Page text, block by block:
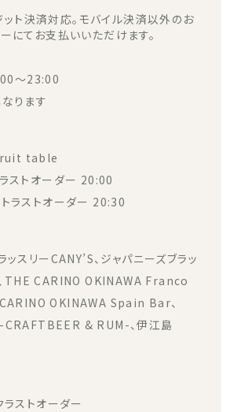
ット決済対応。モバイル決済以外のお
にてお支払いいただけます。
～23:00
ります
table
ストオーダー 20:00
ラストオーダー 20:30
ッスリーCANY’S、ジャパニーズブラッ
THE CARINO OKINAWA Franco
OKINAWA Spain Bar、
& RUM-、伊江島
ラストオーダー